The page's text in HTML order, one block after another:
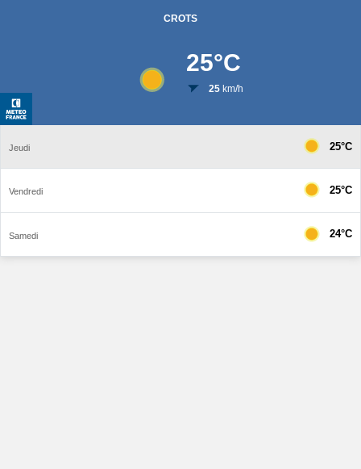
CROTS
25°C
25km/h
Jeudi 25°C
Vendredi 25°C
Samedi 24°C